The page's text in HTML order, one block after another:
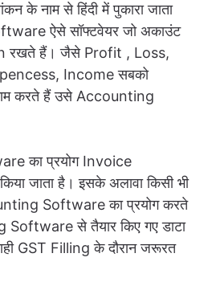
के नाम से हिंदी में पुकारा जाता
ऐसे सॉफ्टवेयर जो अकाउंट
रखते हैं। जैसे Profit , Loss,
Income सबको
करते हैं उसे Accounting
का प्रयोग Invoice
जाता है। इसके अलावा किसी भी
Software का प्रयोग करते
से तैयार किए गए डाटा
GST Filling के दौरान जरूरत